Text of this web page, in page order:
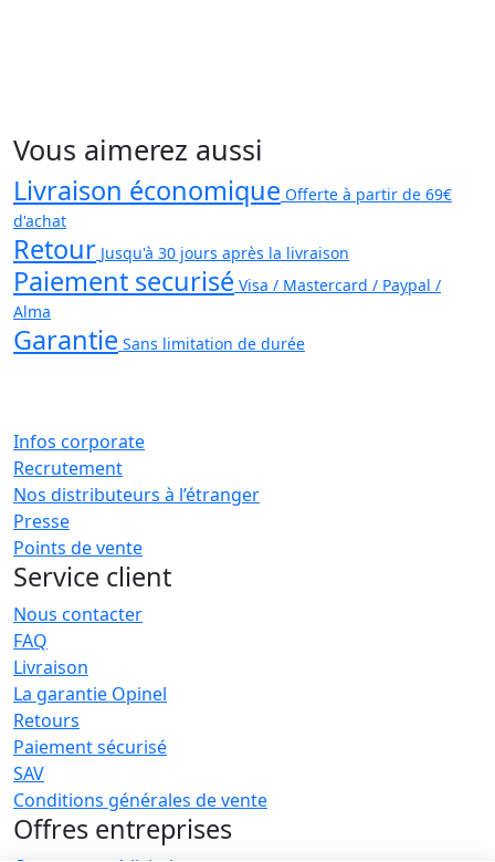
Vous aimerez aussi
Livraison économique Offerte à partir de 69€
d'achat
Retour Jusqu'à 30 jours après la livraison
Paiement securisé Visa / Mastercard / Paypal /
Alma
Garantie Sans limitation de durée
Infos corporate
Recrutement
Nos distributeurs à l’étranger
Presse
Points de vente
Service client
Nous contacter
FAQ
Livraison
La garantie Opinel
Retours
Paiement sécurisé
SAV
Conditions générales de vente
Offres entreprises